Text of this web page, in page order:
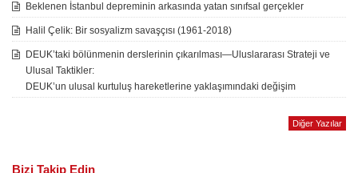
Beklenen İstanbul depreminin arkasında yatan sınıfsal gerçekler
Halil Çelik: Bir sosyalizm savaşçısı (1961-2018)
DEUK’taki bölünmenin derslerinin çıkarılması—Uluslararası Strateji ve
Ulusal Taktikler:
DEUK’un ulusal kurtuluş hareketlerine yaklaşımındaki değişim
Diğer Yazılar
Bizi Takip Edin